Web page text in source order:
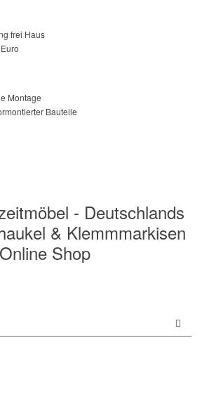
frei Haus
Montage
Bauteile
- Deutschlands
& Klemmmarkisen
Online Shop